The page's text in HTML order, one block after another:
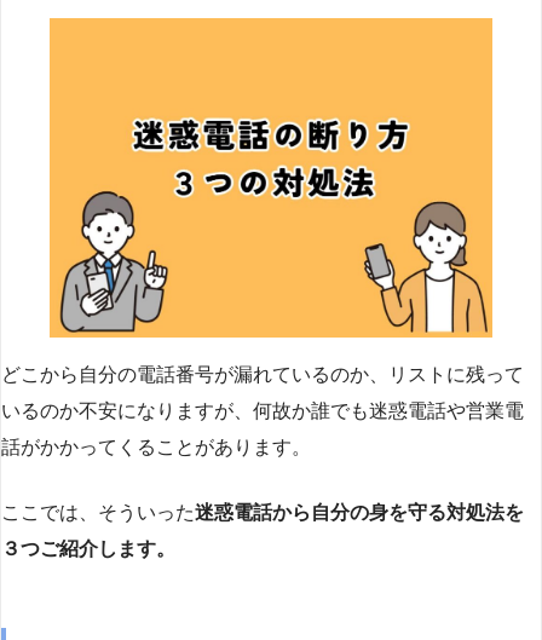
どこから自分の電話番号が漏れているのか、リストに残って
いるのか不安になりますが、何故か誰でも迷惑電話や営業電
話がかかってくることがあります。
ここでは、そういった迷惑電話から自分の身を守る対処法を
３つご紹介します。